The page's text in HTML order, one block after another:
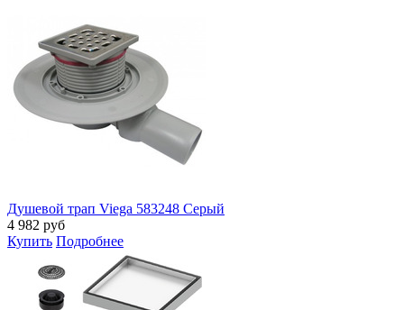
Душевой трап Viega 583248 Серый
4 982 руб
Купить Подробнее